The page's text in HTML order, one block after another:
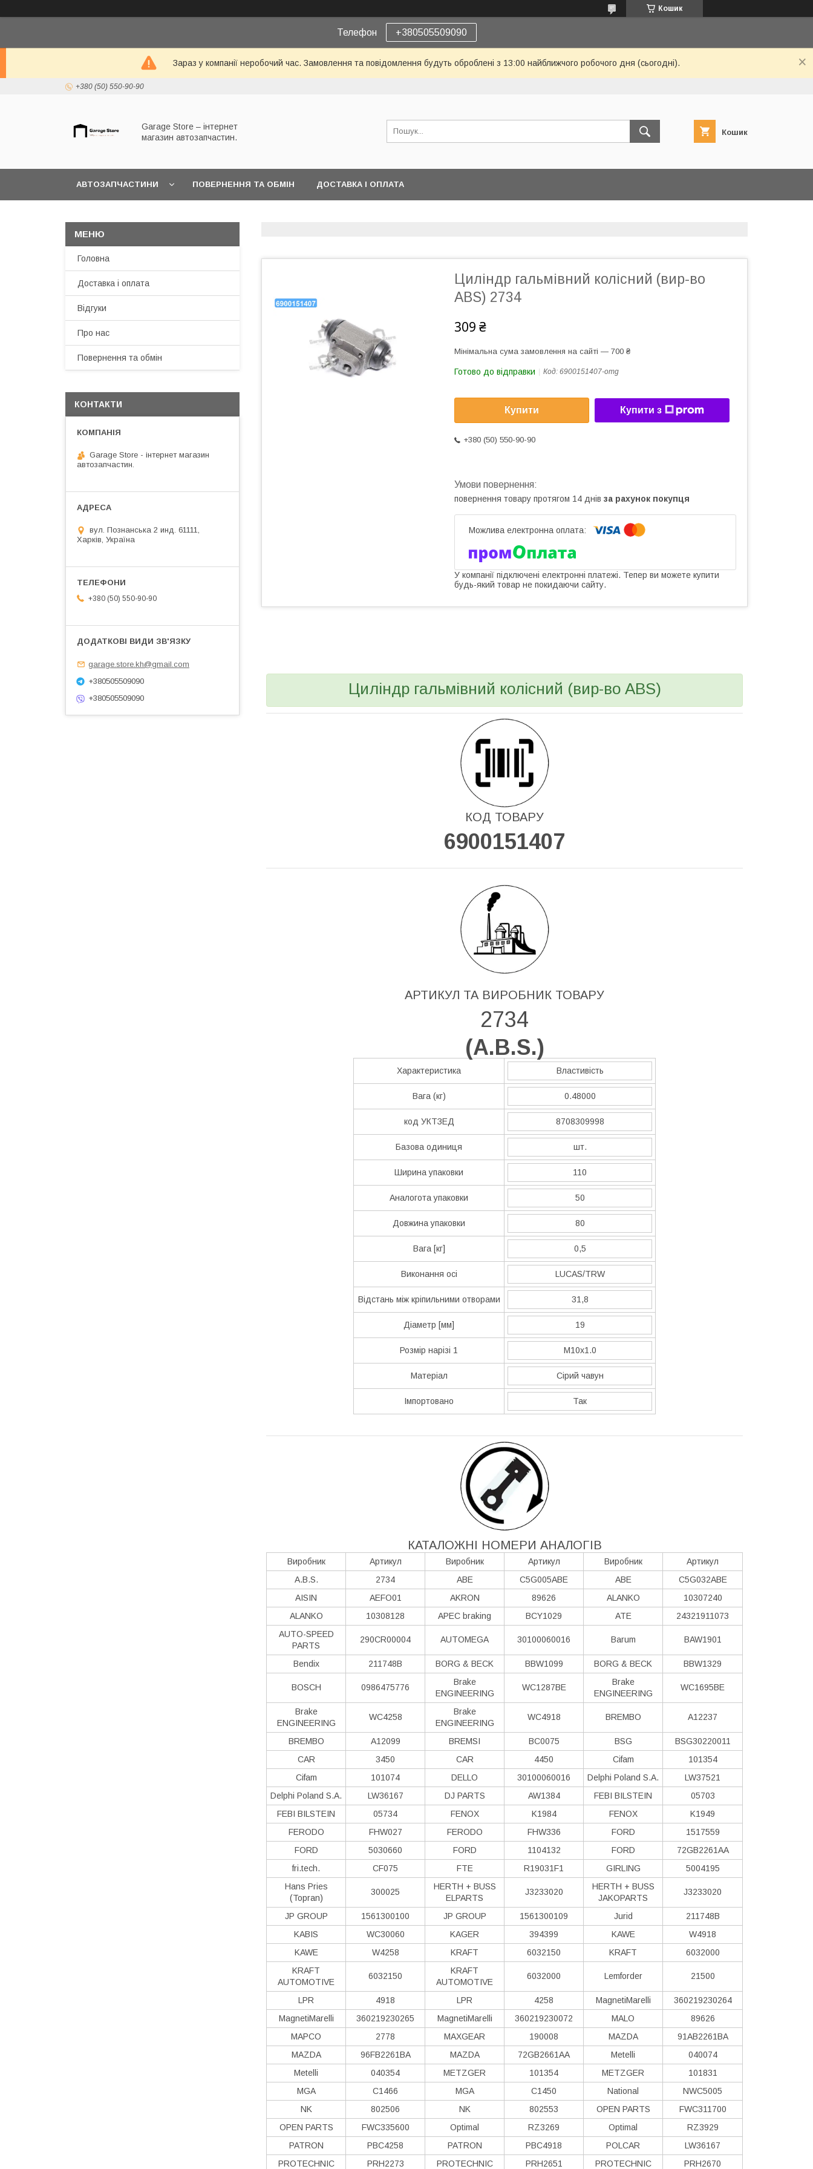
Кошик
Телефон +380505509090
Зараз у компанії неробочий час. Замовлення та повідомлення будуть оброблені з 13:00 найближчого робочого дня (сьогодні).
+380 (50) 550-90-90
Garage Store – інтернет
магазин автозапчастин.
Кошик
АВТОЗАПЧАСТИНИ ПОВЕРНЕННЯ ТА ОБМІН ДОСТАВКА І ОПЛАТА
Циліндр гальмівний колісний (вир-во
ABS) 2734
309 ₴
Мінімальна сума замовлення на сайті — 700 ₴
Готово до відправки Код: 6900151407-omg
Купити Купити з
+380 (50) 550-90-90
повернення товару протягом 14 днів за рахунок покупця
У компанії підключені електронні платежі. Тепер ви можете купити
будь-який товар не покидаючи сайту.
Циліндр гальмівний колісний (вир-во ABS)
КОД ТОВАРУ
6900151407
АРТИКУЛ ТА ВИРОБНИК ТОВАРУ
2734
(A.B.S.)
Характеристика Властивість
Вага (кг) 0.48000
код УКТЗЕД 8708309998
Базова одиниця шт.
Ширина упаковки 110
Аналогота упаковки 50
Довжина упаковки 80
Вага [кг] 0,5
Виконання осі LUCAS/TRW
Відстань між кріпильними отворами 31,8
Діаметр [мм] 19
Розмір нарізі 1 M10x1.0
Матеріал Сірий чавун
Імпортовано Так
КАТАЛОЖНІ НОМЕРИ АНАЛОГІВ
Виробник Артикул Виробник Артикул Виробник
Артикул
A.B.S.
2734 ABE C5G005ABE ABE
C5G032ABE
AISIN
AEFO01 AKRON 89626 ALANKO
10307240
ALANKO
10308128 APEC braking BCY1029 ATE
24321911073
AUTO-SPEED
PARTS
290CR00004 AUTOMEGA 30100060016 Barum BAW1901
Bendix 211748B BORG & BECK BBW1099 BORG & BECK BBW1329
BOSCH 0986475776
Brake
ENGINEERING
WC1287BE
Brake
ENGINEERING
WC1695BE
Brake
ENGINEERING
WC4258
Brake
ENGINEERING
WC4918 BREMBO A12237
BREMBO A12099 BREMSI BC0075 BSG
BSG30220011
CAR
3450 CAR 4450 Cifam
101354
Cifam
101074 DELLO 30100060016 Delphi Poland S.А.
LW37521
Delphi Poland S.А.
LW36167 DJ PARTS AW1384 FEBI BILSTEIN
05703
FEBI BILSTEIN
05734 FENOX K1984 FENOX
K1949
FERODO
FHW027 FERODO FHW336 FORD
1517559
FORD
5030660 FORD 1104132 FORD
72GB2261AA
fri.tech.
CF075 FTE R19031F1 GIRLING
5004195
Hans Pries
(Topran)
300025
HERTH + BUSS
ELPARTS
J3233020
HERTH + BUSS
JAKOPARTS
J3233020
JP GROUP 1561300100 JP GROUP 1561300109 Jurid
211748B
KABIS
WC30060 KAGER 394399 KAWE
W4918
KAWE
W4258 KRAFT 6032150 KRAFT
6032000
KRAFT
AUTOMOTIVE
6032150
KRAFT
AUTOMOTIVE
6032000 Lemforder 21500
LPR 4918 LPR 4258 MagnetiMarelli
360219230264
MagnetiMarelli
360219230265 MagnetiMarelli 360219230072 MALO
89626
MAPCO
2778 MAXGEAR 190008 MAZDA
91AB2261BA
MAZDA
96FB2261BA MAZDA 72GB2661AA Metelli
040074
Metelli
040354 METZGER 101354 METZGER
101831
MGA
C1466 MGA C1450 National
NWC5005
NK
802506 NK 802553 OPEN PARTS
FWC311700
OPEN PARTS
FWC335600 Optimal RZ3269 Optimal
RZ3929
PATRON
PBC4258 PATRON PBC4918 POLCAR
LW36167
PROTECHNIC
PRH2273 PROTECHNIC PRH2651 PROTECHNIC PRH2670
Головна
Доставка і оплата
Відгуки
Про нас
Повернення та обмін
КОНТАКТИ
Garage Store - інтернет магазин
автозапчастин.
вул. Познанська 2 инд. 61111,
Харків, Україна
+380 (50) 550-90-90
garage.store.kh@gmail.com
+380505509090
+380505509090